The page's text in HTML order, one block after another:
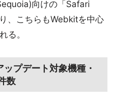
向けの「Safari
、こちらもWebkitを中心
る。
プデート対象機種・
数